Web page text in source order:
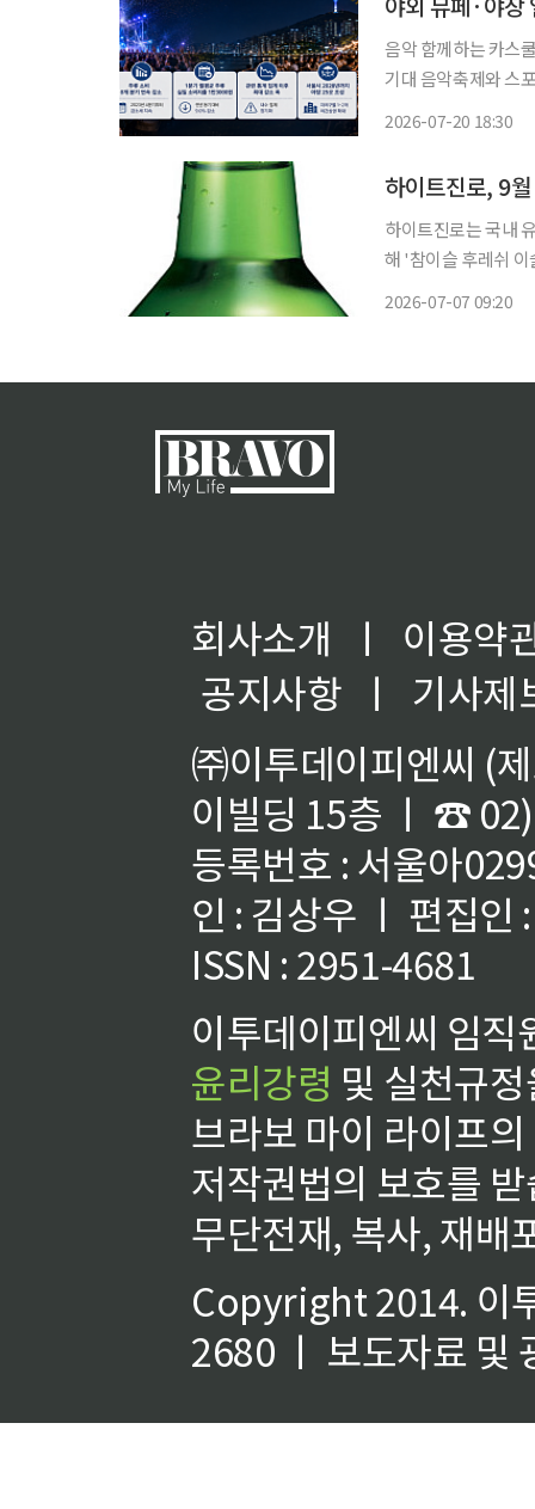
음악 함께하는 카스
기대 음악축제와 스포츠 행사, 휴가 등 야외활동 수요가 늘어나는 여름 성수기를 맞아 주류업
2026-07-20 18:30
하이트진로, 9
하이트진로는 국내
해 '참이슬 후레쉬 이슬
2026-07-07 09:20
회사소개 ㅣ
이용약
공지사항
ㅣ
기사제
㈜이투데이피엔씨 (
이빌딩 15층 ㅣ ☎
등록번호 : 서울아
인 : 김상우 ㅣ 편집인
ISSN : 2951-4681
이투데이피엔씨 임
윤리강령 및 실천규
브라보 마이 라이프
저작권법의 보호를
무단전재, 복사, 재배
Copyright 2014. 이
2680 ㅣ 보도자료